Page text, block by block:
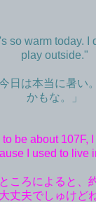
so warm today. I
play outside."
日は本当に暑い
かもな。」
be about 107F,
I used to live
ころによると
丈夫でしゅけど